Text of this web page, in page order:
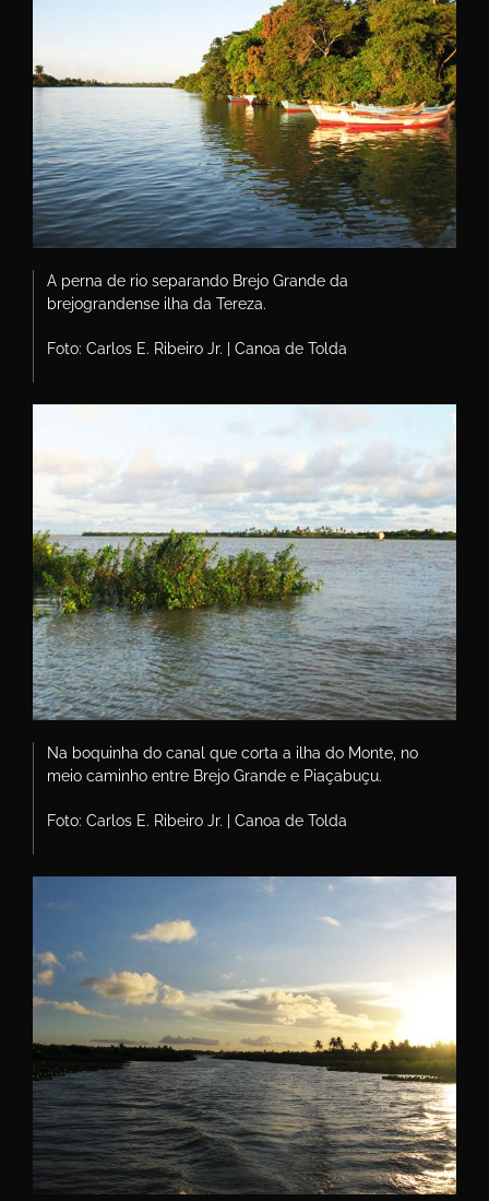
A perna de rio separando Brejo Grande da
brejograndense ilha da Tereza.
Foto: Carlos E. Ribeiro Jr. | Canoa de Tolda
Na boquinha do canal que corta a ilha do Monte, no
meio caminho entre Brejo Grande e Piaçabuçu.
Foto: Carlos E. Ribeiro Jr. | Canoa de Tolda